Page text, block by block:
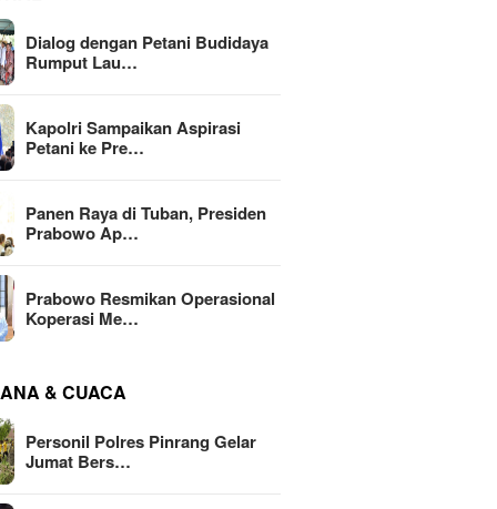
Dialog dengan Petani Budidaya
Rumput Lau…
Kapolri Sampaikan Aspirasi
Petani ke Pre…
Panen Raya di Tuban, Presiden
Prabowo Ap…
Prabowo Resmikan Operasional
Koperasi Me…
& CUACA
Personil Polres Pinrang Gelar
Jumat Bers…